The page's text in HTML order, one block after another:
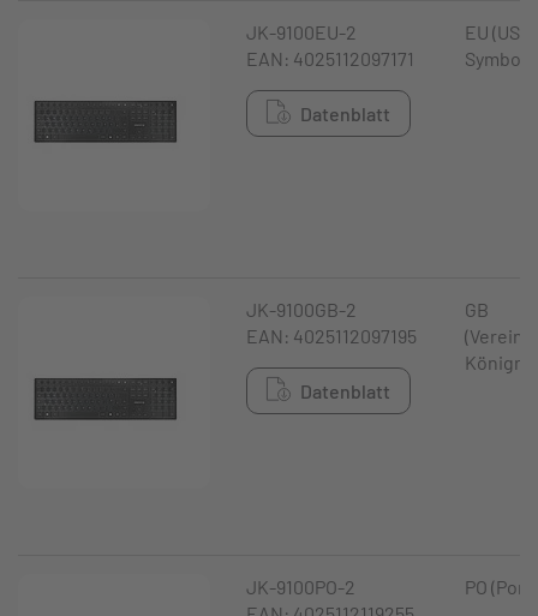
JK-9100EU-2
EAN: 4025112097171
Datenblatt
EU
Symbol)
JK-9100GB-2
EAN: 4025112097195
Datenblatt
GB
JK-9100PO-2
PO